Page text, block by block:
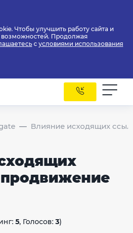
Чтобы улучшить работу сайта и
возможностей. Продолжая
с условиями использования
Влияние исходящих
5, Голосов: 3)